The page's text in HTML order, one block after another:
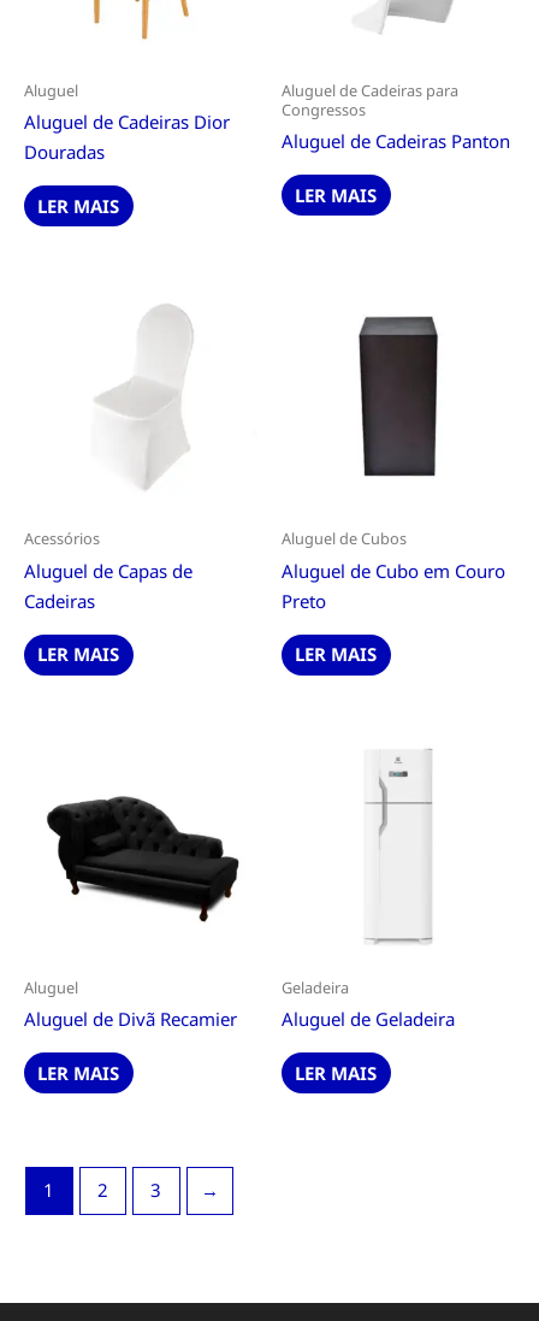
Aluguel
Aluguel de Cadeiras Dior
Douradas
LER MAIS
Aluguel de Cadeiras para
Congressos
Aluguel de Cadeiras Panton
LER MAIS
Acessórios
Aluguel de Capas de
Cadeiras
LER MAIS
Aluguel de Cubos
Aluguel de Cubo em Couro
Preto
LER MAIS
Aluguel
Aluguel de Divã Recamier
LER MAIS
Geladeira
Aluguel de Geladeira
LER MAIS
1 2 3 →